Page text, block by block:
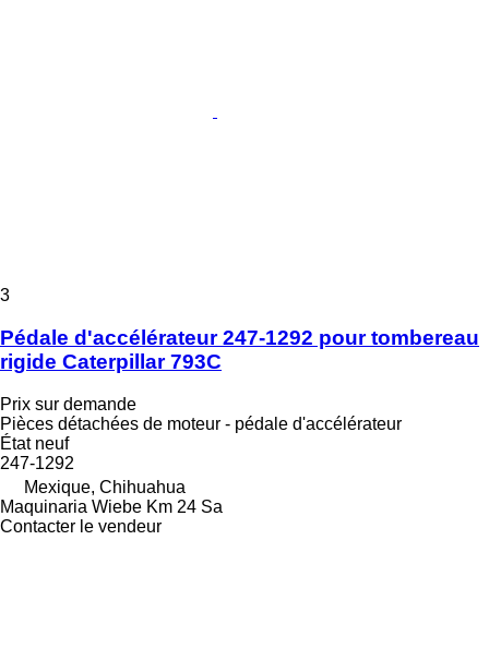
3
Pédale d'accélérateur 247-1292 pour tombereau
rigide Caterpillar 793C
Prix sur demande
Pièces détachées de moteur - pédale d'accélérateur
Étatneuf
247-1292
Mexique, Chihuahua
Maquinaria Wiebe Km 24 Sa
Contacter le vendeur